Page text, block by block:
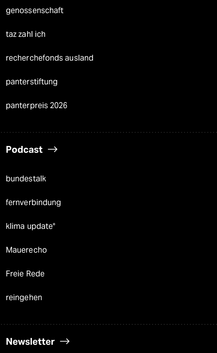
genossenschaft
taz zahl ich
recherchefonds ausland
panterstiftung
panterpreis 2026
Podcast
bundestalk
fernverbindung
klima update°
Mauerecho
Freie Rede
reingehen
Newsletter